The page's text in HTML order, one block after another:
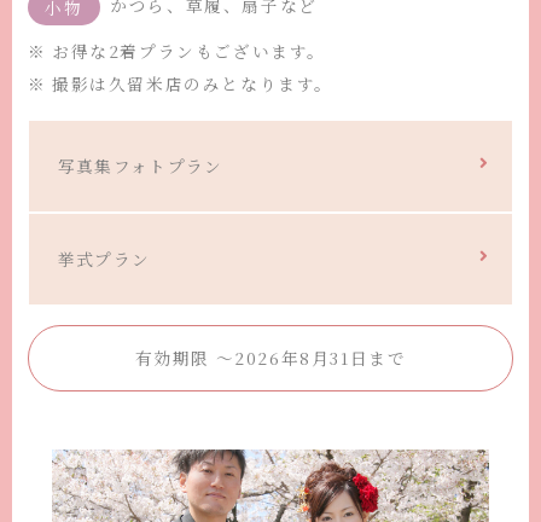
小物
※ お得な2着プランもございます。
※ 撮影は久留米店のみとなります。
写真集フォトプラン
挙式プラン
有効期限 ～2026年8月31日まで